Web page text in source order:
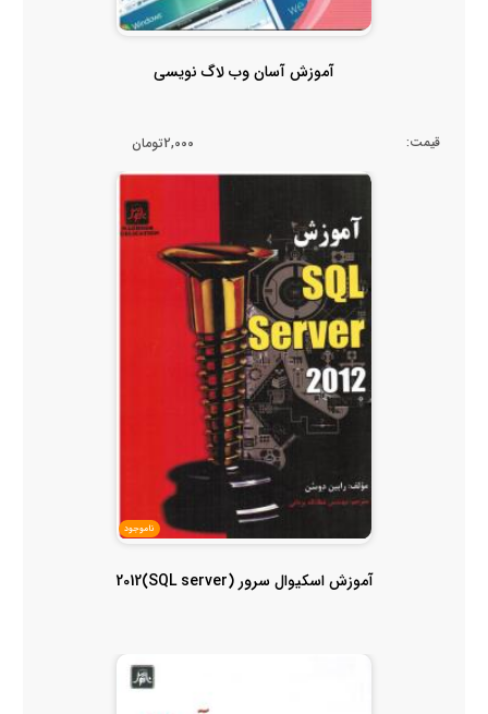
آموزش آسان وب لاگ نویسی
قیمت: 2,000تومان
ناموجود
آموزش اسکیوال سرور (SQL server)2012